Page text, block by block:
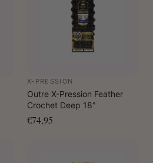
X-PRESSION
Outre X-Pression Feather
Crochet Deep 18"
€74,95